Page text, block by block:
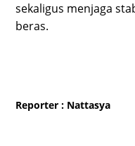
sekaligus menjaga
beras.
Reporter : Nattasya